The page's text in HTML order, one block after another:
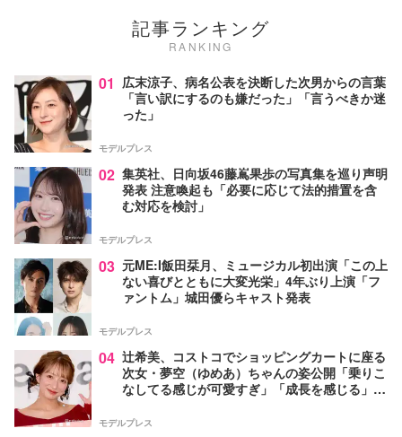
記事ランキング
RANKING
01 広末涼子、病名公表を決断した次男からの言葉
「言い訳にするのも嫌だった」「言うべきか迷
った」
モデルプレス
02 集英社、日向坂46藤嶌果歩の写真集を巡り声明
発表 注意喚起も「必要に応じて法的措置を含
む対応を検討」
モデルプレス
03 元ME:I飯田栞月、ミュージカル初出演「この上
ない喜びとともに大変光栄」4年ぶり上演「フ
ァントム」城田優らキャスト発表
モデルプレス
04 辻希美、コストコでショッピングカートに座る
次女・夢空（ゆめあ）ちゃんの姿公開「乗りこ
なしてる感じが可愛すぎ」「成長を感じる」の
モデルプレス